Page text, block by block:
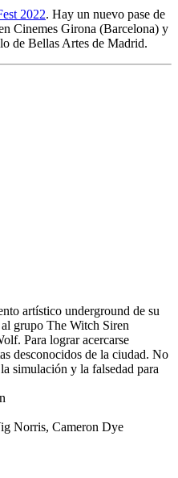
2022. Hay un nuevo pase de
Cinemes Girona (Barcelona) y
de Bellas Artes de Madrid.
artístico underground de su
grupo The Witch Siren
Para lograr acercarse
desconocidos de la ciudad. No
simulación y la falsedad para
Norris, Cameron Dye